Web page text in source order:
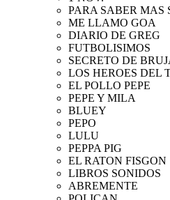
PARA SABER MAS
ME LLAMO GOA
DIARIO DE GREG
FUTBOLISIMOS
SECRETO DE
LOS HEROES DEL
EL POLLO PEPE
PEPE Y MILA
BLUEY
PEPO
LULU
PEPPA PIG
EL RATON FISGON
LIBROS SONIDOS
ABREMENTE